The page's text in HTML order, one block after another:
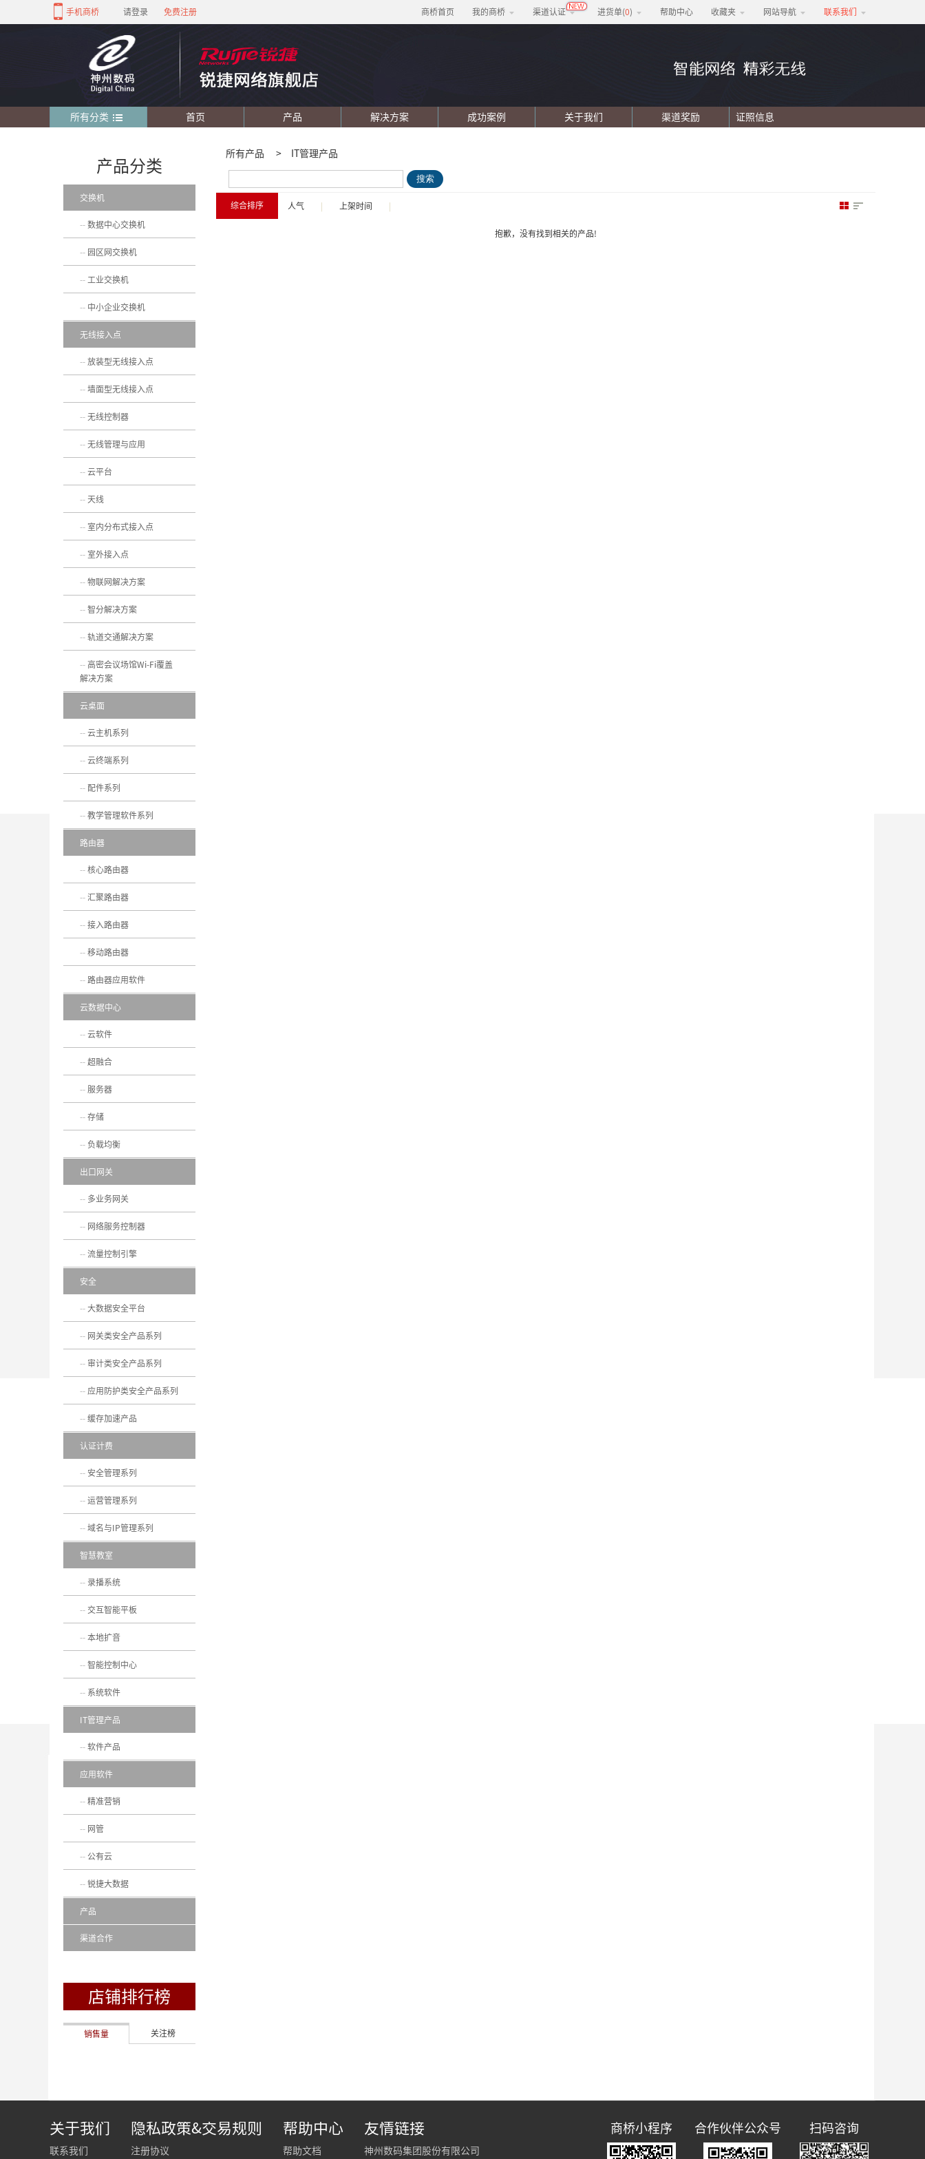
手机商桥 请登录 免费注册 商桥首页 我的商桥 渠道认证 进货单(0) 帮助中心 收藏夹 网站导航 联系我们
所有分类 首页 产品 解决方案 成功案例 关于我们 渠道奖励 证照信息
所有产品 > IT管理产品
搜索
综合排序 人气 上架时间
抱歉，没有找到相关的产品!
产品分类
交换机
数据中心交换机
园区网交换机
工业交换机
中小企业交换机
无线接入点
放装型无线接入点
墙面型无线接入点
无线控制器
无线管理与应用
云平台
天线
室内分布式接入点
室外接入点
物联网解决方案
智分解决方案
轨道交通解决方案
高密会议场馆Wi-Fi覆盖
解决方案
云桌面
云主机系列
云终端系列
配件系列
教学管理软件系列
路由器
核心路由器
汇聚路由器
接入路由器
移动路由器
路由器应用软件
云数据中心
云软件
超融合
服务器
存储
负载均衡
出口网关
多业务网关
网络服务控制器
流量控制引擎
安全
大数据安全平台
网关类安全产品系列
审计类安全产品系列
应用防护类安全产品系列
缓存加速产品
认证计费
安全管理系列
运营管理系列
域名与IP管理系列
智慧教室
录播系统
交互智能平板
本地扩音
智能控制中心
系统软件
IT管理产品
软件产品
应用软件
精准营销
网管
公有云
锐捷大数据
产品
渠道合作
店铺排行榜
销售量 关注榜
关于我们
联系我们
隐私政策&交易规则
注册协议
帮助中心
帮助文档
友情链接
神州数码集团股份有限公司
扫码咨询
合作伙伴公众号
商桥小程序